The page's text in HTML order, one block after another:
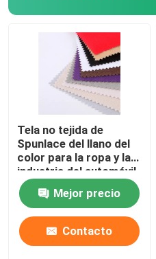
Tela no tejida de
Spunlace del llano del
color para la ropa y la
industria del automóvil
Mejor precio
Contacto